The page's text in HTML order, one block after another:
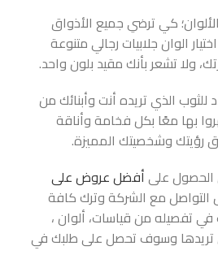
كي ترضي جميع الأذواق
الوان جلابيات رجالي متنوعة
ولا تشعر بأنك مقيد بلون واحد.
الذي تريده أنت وأبنائك من
بها معًا بكل فخامة وأناقة
رؤيتك وشخصيتك المميزة.
علىأفضل عروض على
التواصل مع الشركة وترك كافة
تفصيله من قياسات، ألوان ،
تريدها وسوف تحصل على طلبك في